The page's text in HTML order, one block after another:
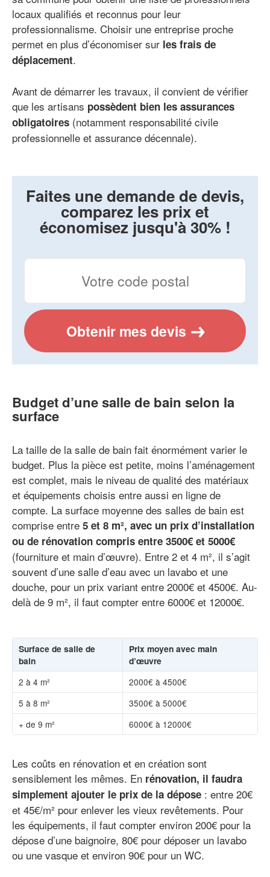
locaux qualifiés et reconnus pour leur
professionnalisme. Choisir une entreprise proche
permet en plus d’économiser sur les frais de
déplacement.
Avant de démarrer les travaux, il convient de vérifier
que les artisans possèdent bien les assurances
obligatoires (notamment responsabilité civile
professionnelle et assurance décennale).
Faites une demande de devis,
comparez les prix et
économisez jusqu'à 30% !
Obtenir mes devis
Budget d’une salle de bain selon la
surface
La taille de la salle de bain fait énormément varier le
budget. Plus la pièce est petite, moins l’aménagement
est complet, mais le niveau de qualité des matériaux
et équipements choisis entre aussi en ligne de
compte. La surface moyenne des salles de bain est
comprise entre 5 et 8 m², avec un prix d’installation
ou de rénovation compris entre 3500€ et 5000€
(fourniture et main d’œuvre). Entre 2 et 4 m², il s’agit
souvent d’une salle d’eau avec un lavabo et une
douche, pour un prix variant entre 2000€ et 4500€. Au-
delà de 9 m², il faut compter entre 6000€ et 12000€.
Surface de salle de
bain
Prix moyen avec main
d’œuvre
2 à 4 m²
2000€ à 4500€
5 à 8 m²
3500€ à 5000€
+ de 9 m²
6000€ à 12000€
Les coûts en rénovation et en création sont
sensiblement les mêmes. En rénovation, il faudra
simplement ajouter le prix de la dépose : entre 20€
et 45€/m² pour enlever les vieux revêtements. Pour
les équipements, il faut compter environ 200€ pour la
dépose d’une baignoire, 80€ pour déposer un lavabo
ou une vasque et environ 90€ pour un WC.